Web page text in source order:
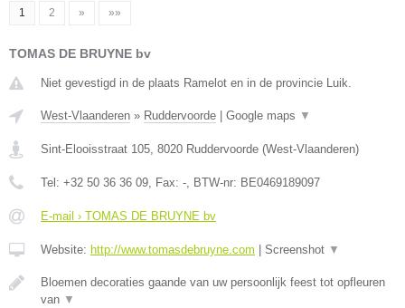
1 2 » »»
TOMAS DE BRUYNE bv
Niet gevestigd in de plaats Ramelot en in de provincie Luik.
West-Vlaanderen » Ruddervoorde Google maps ▼
Sint-Elooisstraat 105, 8020 Ruddervoorde (West-Vlaanderen)
Tel: +32 50 36 36 09, Fax: -, BTW-nr: BE0469189097
E-mail › TOMAS DE BRUYNE bv
Website: http://www.tomasdebruyne.com Screenshot ▼
Bloemen decoraties gaande van uw persoonlijk feest tot opfleuren
van ▼